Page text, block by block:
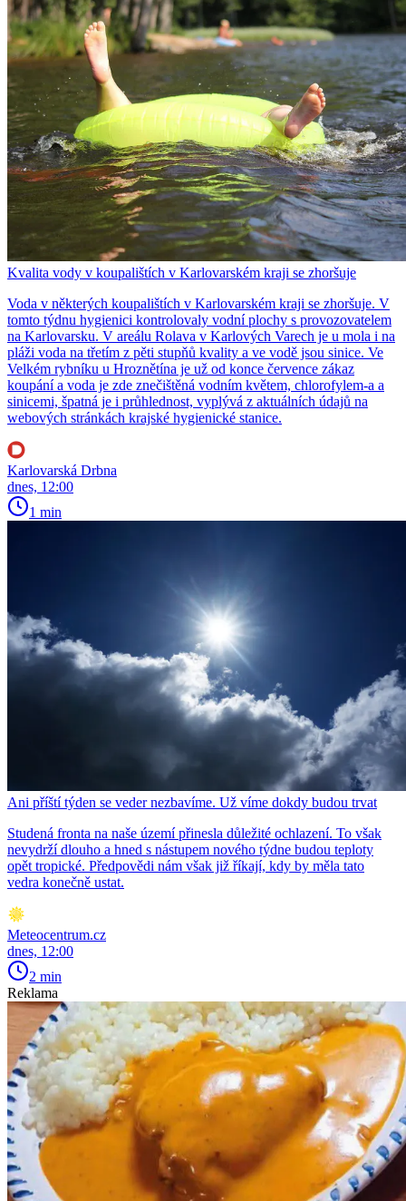
Kvalita vody v koupalištích v Karlovarském kraji se zhoršuje
Voda v některých koupalištích v Karlovarském kraji se zhoršuje. V
tomto týdnu hygienici kontrolovaly vodní plochy s provozovatelem
na Karlovarsku. V areálu Rolava v Karlových Varech je u mola i na
pláži voda na třetím z pěti stupňů kvality a ve vodě jsou sinice. Ve
Velkém rybníku u Hroznětína je už od konce července zákaz
koupání a voda je zde znečištěná vodním květem, chlorofylem-a a
sinicemi, špatná je i průhlednost, vyplývá z aktuálních údajů na
webových stránkách krajské hygienické stanice.
Karlovarská Drbna
dnes, 12:00
1 min
Ani příští týden se veder nezbavíme. Už víme dokdy budou trvat
Studená fronta na naše území přinesla důležité ochlazení. To však
nevydrží dlouho a hned s nástupem nového týdne budou teploty
opět tropické. Předpovědi nám však již říkají, kdy by měla tato
vedra konečně ustat.
Meteocentrum.cz
dnes, 12:00
2 min
Reklama